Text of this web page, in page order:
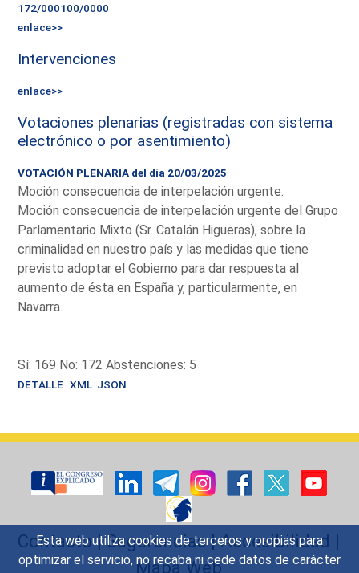
Esta web utiliza cookies de terceros y propias para
optimizar el servicio, no recaba ni cede datos de carácter
172/000100/0000
enlace>>
Intervenciones
enlace>>
Votaciones plenarias (registradas con sistema
electrónico o por asentimiento)
VOTACIÓN PLENARIA del día 20/03/2025
Moción consecuencia de interpelación urgente.
Moción consecuencia de interpelación urgente del Grupo
Parlamentario Mixto (Sr. Catalán Higueras), sobre la
criminalidad en nuestro país y las medidas que tiene
previsto adoptar el Gobierno para dar respuesta al
aumento de ésta en España y, particularmente, en
Navarra.
Sí: 169 No: 172 Abstenciones: 5
DETALLE XML JSON
Contacto|Sugerencias|Accesibilidad |
Mapa Web